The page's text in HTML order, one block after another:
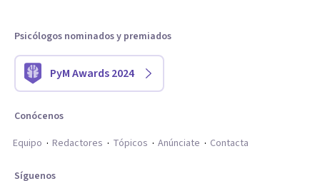
Psicólogos nominados y premiados
PyM Awards 2024
Conócenos
Equipo
Redactores Tópicos Anúnciate Contacta
Síguenos